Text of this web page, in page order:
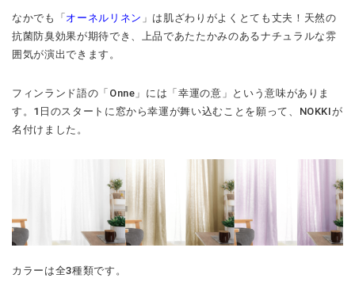
なかでも「 オーネルリネン 」は肌ざわりがよくとても丈夫！天然の
抗菌防臭効果が期待でき、上品であたたかみのあるナチュラルな雰
囲気が演出できます。
フィンランド語の「Onne」には「幸運の意」という意味がありま
す。1日のスタートに窓から幸運が舞い込むことを願って、NOKKIが
名付けました。
カラーは全3種類です。